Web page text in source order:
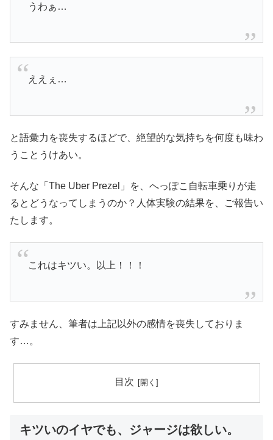
うわぁ…
ええぇ…
と語彙力を喪失するほどで、絶望的な気持ちを何度も味わ
うことうけあい。
そんな「The Uber Prezel」を、へっぽこ自転車乗りが走
るとどうなってしまうのか？人体実験の結果を、ご報告い
たします。
これはキツい。以上！！！
すみません、筆者は上記以外の感情を喪失しておりま
す…。
目次
キツいのイヤでも、ジャージは欲しい。